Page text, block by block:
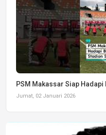
PSM Makassar Siap
Jumat, 02 Januari 2026